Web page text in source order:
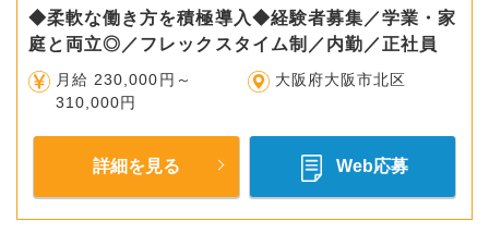
◆柔軟な働き方を積極導入◆経験者募集／学業・家
庭と両立◎／フレックスタイム制／内勤／正社員
月給 230,000円～
310,000円
大阪府大阪市北区
詳細を見る Web応募